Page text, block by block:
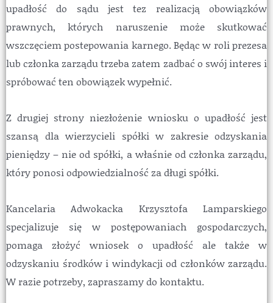
upadłość do sądu jest tez realizacją obowiązków
prawnych, których naruszenie może skutkować
wszczęciem postepowania karnego. Będąc w roli prezesa
lub członka zarządu trzeba zatem zadbać o swój interes i
spróbować ten obowiązek wypełnić.
Z drugiej strony niezłożenie wniosku o upadłość jest
szansą dla wierzycieli spółki w zakresie odzyskania
pieniędzy – nie od spółki, a właśnie od członka zarządu,
który ponosi odpowiedzialność za długi spółki.
Kancelaria Adwokacka Krzysztofa Lamparskiego
specjalizuje się w postępowaniach gospodarczych,
pomaga złożyć wniosek o upadłość ale także w
odzyskaniu środków i windykacji od członków zarządu.
W razie potrzeby, zapraszamy do kontaktu.